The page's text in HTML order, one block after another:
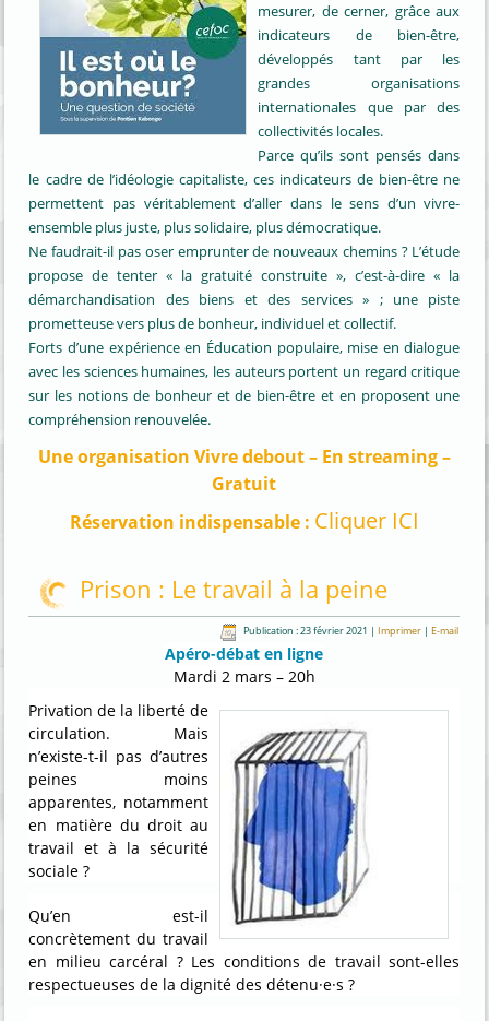
mesurer, de cerner, grâce aux
indicateurs de bien-être,
développés tant par les
grandes organisations
internationales que par des
collectivités locales.
Parce qu’ils sont pensés dans
le cadre de l’idéologie capitaliste, ces indicateurs de bien-être ne
permettent pas véritablement d’aller dans le sens d’un vivre-
ensemble plus juste, plus solidaire, plus démocratique.
Ne faudrait-il pas oser emprunter de nouveaux chemins ? L’étude
propose de tenter « la gratuité construite », c’est-à-dire « la
démarchandisation des biens et des services » ; une piste
prometteuse vers plus de bonheur, individuel et collectif.
Forts d’une expérience en Éducation populaire, mise en dialogue
avec les sciences humaines, les auteurs portent un regard critique
sur les notions de bonheur et de bien-être et en proposent une
compréhension renouvelée.
Une organisation Vivre debout – En streaming –
Gratuit
Réservation indispensable : Cliquer ICI
Prison : Le travail à la peine
Publication : 23 février 2021 |Imprimer |E-mail
Apéro-débat en ligne
Mardi 2 mars – 20h
Privation de la liberté de
circulation. Mais
n’existe-t-il pas d’autres
peines moins
apparentes, notamment
en matière du droit au
travail et à la sécurité
sociale ?
Qu’en est-il
concrètement du travail
en milieu carcéral ? Les conditions de travail sont-elles
respectueuses de la dignité des détenu·e·s ?